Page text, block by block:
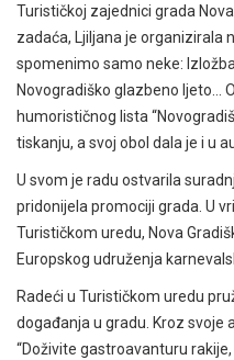
Turističkoj zajednici grada
zadaća, Ljiljana je organizirala
spomenimo samo neke:
Novogradiško glazbeno ljeto…
humorističnog lista
tiskanju, a svoj obol dala je i u
U svom je radu ostvarila
pridonijela promociji grada. U
Turističkom uredu, Nova
Europskog udruženja
Radeći u Turističkom uredu
događanja u gradu. Kroz svoje
“Doživite gastroavanturu